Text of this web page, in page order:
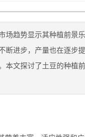
场趋势显示其种植前景
断进步，产量也在逐步
本文探讨了土豆的种植